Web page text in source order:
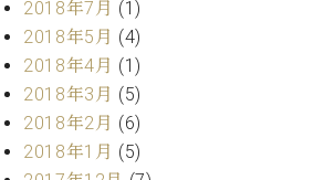
イ
ン
デ
ジ
タ
ル)
ン
ト
情
報
王
子
2018年7月 (1)
2018年5月 (4)
2018年4月 (1)
2018年3月 (5)
2018年2月 (6)
2018年1月 (5)